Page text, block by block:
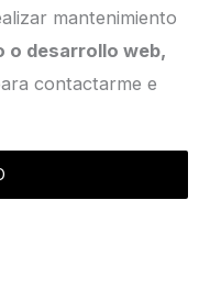
mantenimiento
o desarrollo web,
contactarme e